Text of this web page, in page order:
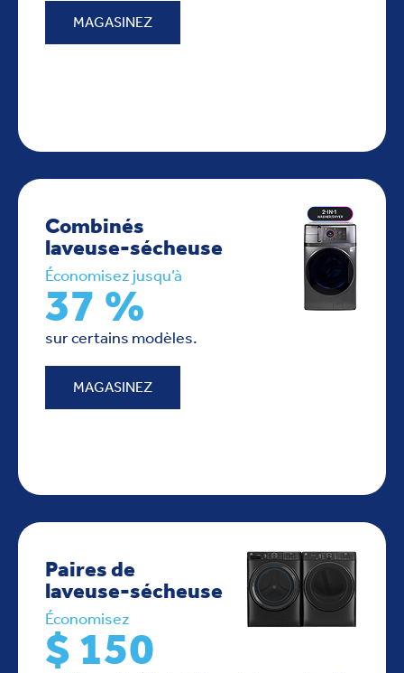
MAGASINEZ
Combinés
laveuse-sécheuse
Économisez jusqu’à
37 %
sur certains modèles.
MAGASINEZ
Paires de
laveuse-sécheuse
Économisez
$ 150